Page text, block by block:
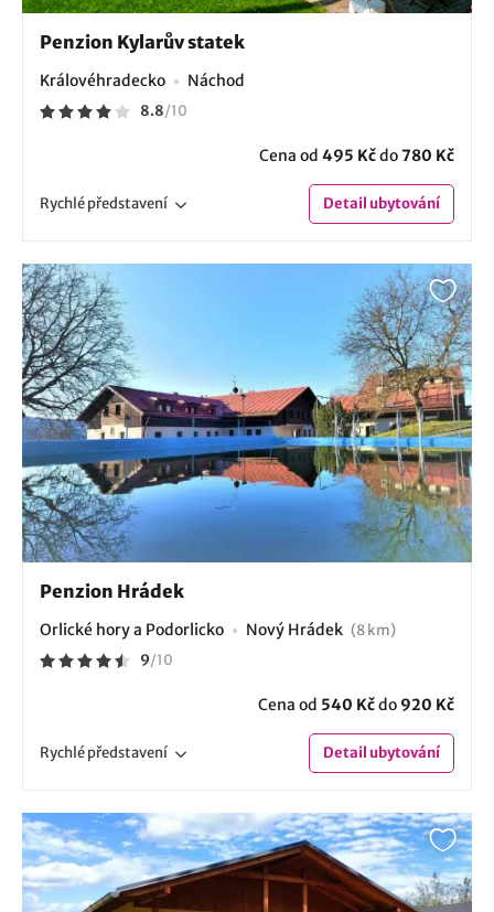
Penzion Kylarův statek
Královéhradecko Náchod
8.8/10
Cena od 495 Kčdo780 Kč
Rychlépředstavení Detailubytování
Penzion Hrádek
Orlické hory a Podorlicko Nový Hrádek (8 km)
9/10
Cena od 540 Kčdo 920 Kč
Rychlépředstavení Detailubytování